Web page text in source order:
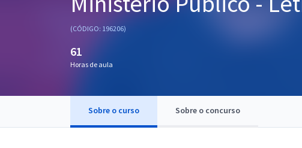
Questões grátis
(CÓDIGO: 196206)
61
Horas de aula
Sobre o curso Sobre o concurso